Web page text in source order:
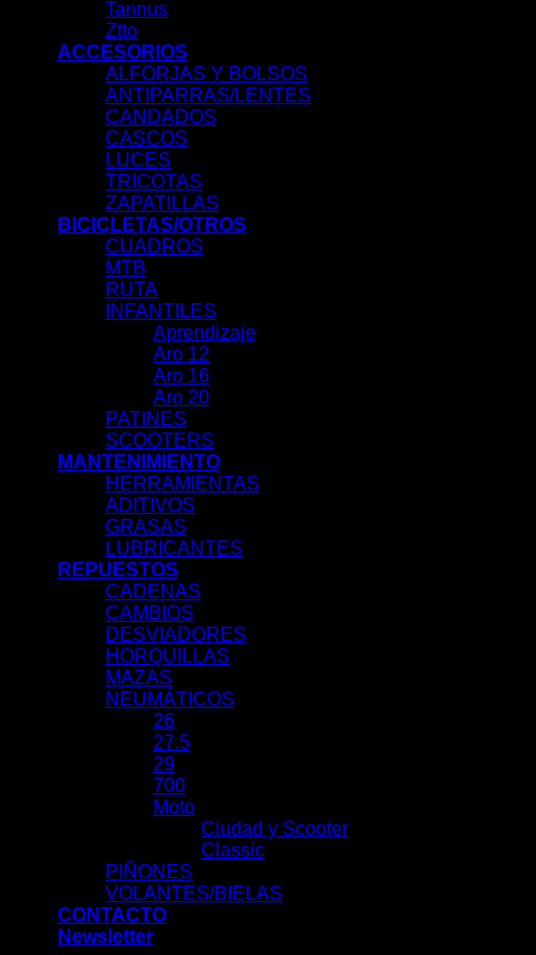
Tannus
Ztto
ACCESORIOS
ALFORJAS Y BOLSOS
ANTIPARRAS/LENTES
CANDADOS
CASCOS
LUCES
TRICOTAS
ZAPATILLAS
BICICLETAS/OTROS
CUADROS
MTB
RUTA
INFANTILES
Aprendizaje
Aro 12
Aro 16
Aro 20
PATINES
SCOOTERS
MANTENIMIENTO
HERRAMIENTAS
ADITIVOS
GRASAS
LUBRICANTES
REPUESTOS
CADENAS
CAMBIOS
DESVIADORES
HORQUILLAS
MAZAS
NEUMÁTICOS
26
27.5
29
700
Moto
Ciudad y Scooter
Classic
PIÑONES
VOLANTES/BIELAS
CONTACTO
Newsletter